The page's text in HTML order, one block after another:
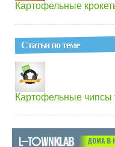
Картофельные
Статьи по теме
Картофельные чипсы